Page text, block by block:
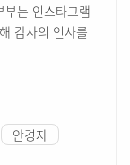
부는 인스타그램
감사의 인사를
안경자